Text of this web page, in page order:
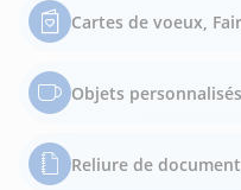
Cartes de voeux,
Objets personnalisés
Reliure de